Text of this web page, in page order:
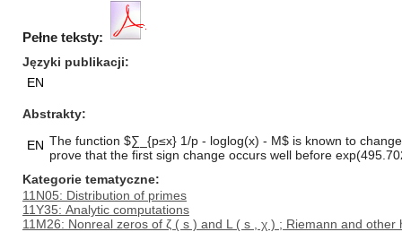
Pełne teksty:
Języki publikacji
EN
Abstrakty
EN The function $∑_{p≤x} 1/p - loglog(x) - M$ is known to
prove that the first sign change occurs well before
Kategorie tematyczne
11N05: Distribution of primes
11Y35: Analytic computations
11M26: Nonreal zeros of ζ ( s ) and L ( s , χ ) ; Riemann and other